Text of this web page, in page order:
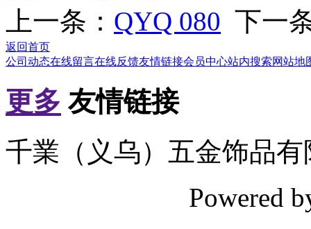
上一条： QYQ 080 下一
返回首页
公司动态在线留言在线反馈友情链接会员中心站内搜索网站地
更多 友情链接
千業（义乌）五金饰品
Powered